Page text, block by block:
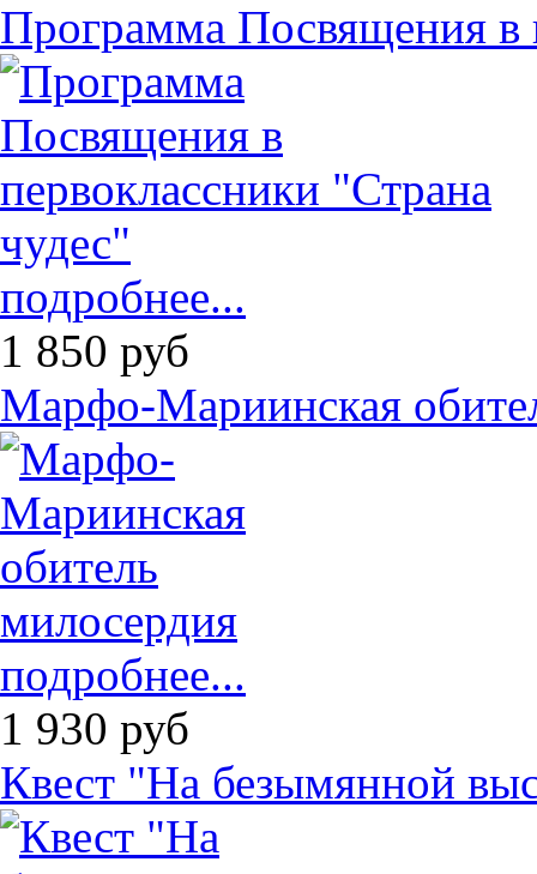
Программа Посвящения в
подробнее...
1 850 руб
Марфо-Мариинская
подробнее...
1 930 руб
Квест "На безымянной